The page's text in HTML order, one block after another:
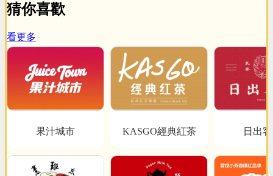
猜你喜歡
看更多
果汁城市 KASGO經典紅茶 日出